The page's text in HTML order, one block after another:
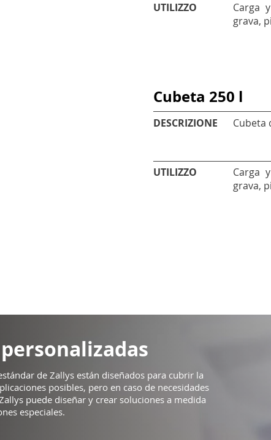
UTILIZZO
Carga
grava,
Cubeta 250 l
DESCRIZIONE Cubeta
UTILIZZO
Carga
grava,
de Zallys están diseñados para cubrir la
posibles, pero en caso de necesidades
puede diseñar y crear soluciones a medida
especiales.